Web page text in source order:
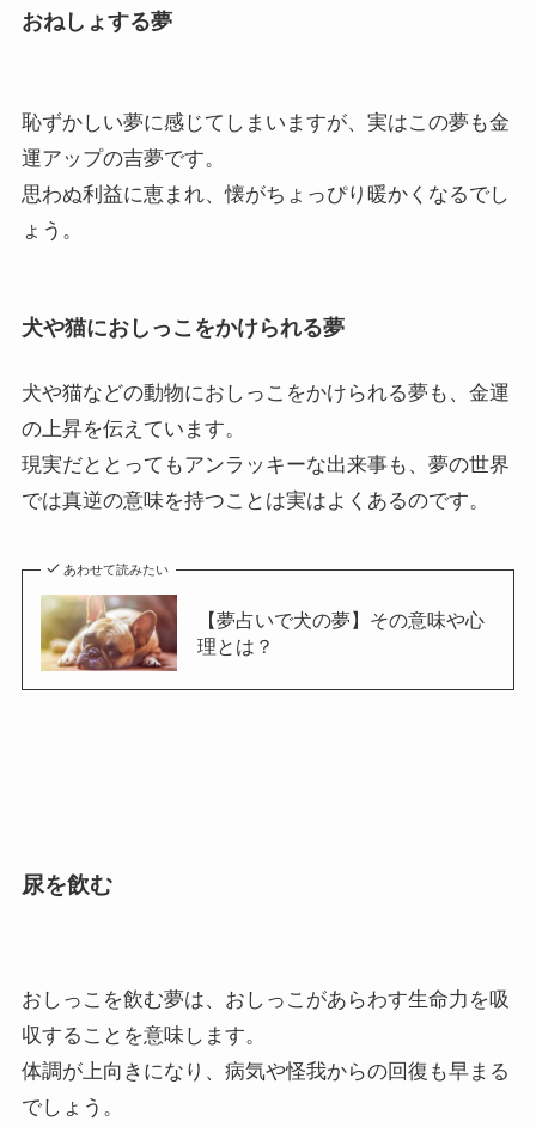
おねしょする夢
恥ずかしい夢に感じてしまいますが、実はこの夢も金
運アップの吉夢です。
思わぬ利益に恵まれ、懐がちょっぴり暖かくなるでし
ょう。
犬や猫におしっこをかけられる夢
犬や猫などの動物におしっこをかけられる夢も、金運
の上昇を伝えています。
現実だととってもアンラッキーな出来事も、夢の世界
では真逆の意味を持つことは実はよくあるのです。
あわせて読みたい
【夢占いで犬の夢】その意味や心
理とは？
尿を飲む
おしっこを飲む夢は、おしっこがあらわす生命力を吸
収することを意味します。
体調が上向きになり、病気や怪我からの回復も早まる
でしょう。